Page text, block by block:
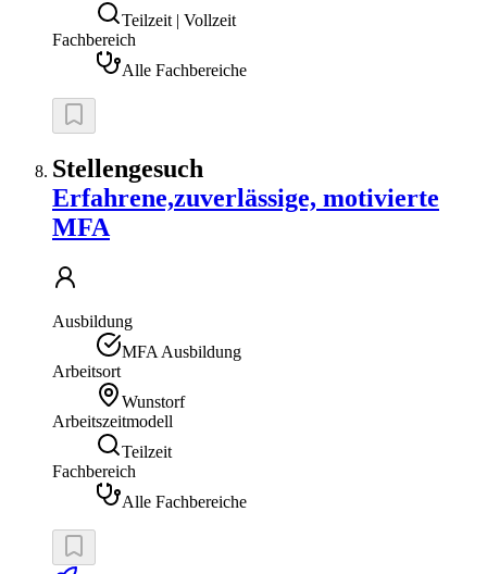
Teilzeit | Vollzeit
Fachbereich
Alle Fachbereiche
Stellengesuch
Erfahrene,zuverlässige, motivierte
MFA
Ausbildung
MFA Ausbildung
Arbeitsort
Wunstorf
Arbeitszeitmodell
Teilzeit
Fachbereich
Alle Fachbereiche